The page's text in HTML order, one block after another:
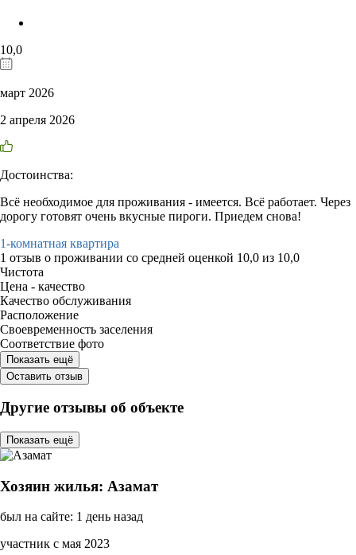
10,0
март 2026
2 апреля 2026
Достоинства:
Всё необходимое для проживания - имеется. Всё работает. Через
дорогу готовят очень вкусные пироги. Приедем снова!
1-комнатная квартира
1 отзыв о проживании со средней оценкой 10,0 из 10,0
Чистота
Цена - качество
Качество обслуживания
Расположение
Своевременность заселения
Соответствие фото
Показать ещё
Оставить отзыв
Другие отзывы об объекте
Показать ещё
Хозяин жилья: Азамат
был на сайте: 1 день назад
участник с мая 2023